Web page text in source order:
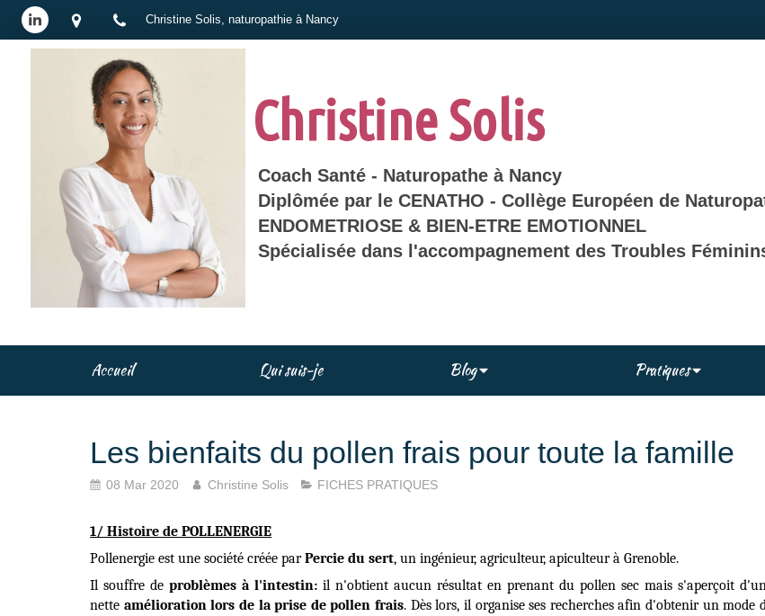
Christine Solis, naturopathie à Nancy
Christine Solis
Coach Santé - Naturopathe à Nancy
Diplômée par le CENATHO - Collège Européen de
ENDOMETRIOSE & BIEN-ETRE EMOTIONNEL
Spécialisée dans l'accompagnement des Troubles
Accueil Qui suis-je Blog Pratiques
Les bienfaits du pollen frais pour toute la famille
08 Mar 2020 Christine Solis FICHES PRATIQUES
1/ Histoire de POLLENERGIE
Pollenergie est une société créée parPercie du sert, un ingénieur, agriculteur, apiculteur à Grenoble.
Il souffre de problèmes à l'intestin: il n'obtient aucun résultat en prenant du pollen sec mais s'aperçoit
nette amélioration lors de la prise de pollen frais. Dès lors, il organise ses recherches afin d'obtenir un mode